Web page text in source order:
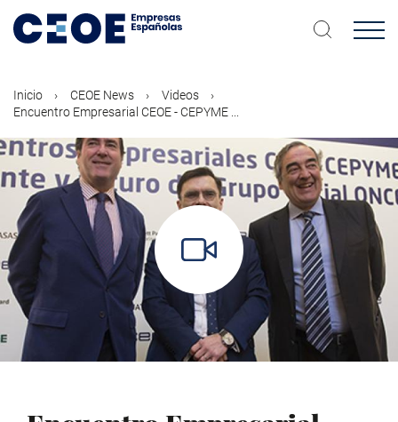
contenido
Inicio CEOE News
Videos
Encuentro Empresarial CEOE - CEPYME ...